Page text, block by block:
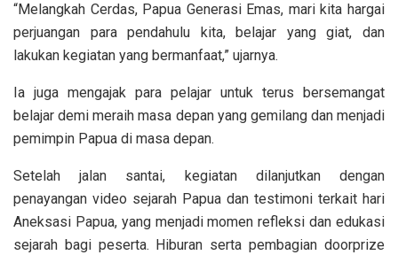
“Melangkah Cerdas, Papua Generasi Emas, mari kita hargai
perjuangan para pendahulu kita, belajar yang giat, dan
lakukan kegiatan yang bermanfaat,” ujarnya.
Ia juga mengajak para pelajar untuk terus bersemangat
belajar demi meraih masa depan yang gemilang dan menjadi
pemimpin Papua di masa depan.
Setelah jalan santai, kegiatan dilanjutkan dengan
penayangan video sejarah Papua dan testimoni terkait hari
Aneksasi Papua, yang menjadi momen refleksi dan edukasi
sejarah bagi peserta. Hiburan serta pembagian doorprize